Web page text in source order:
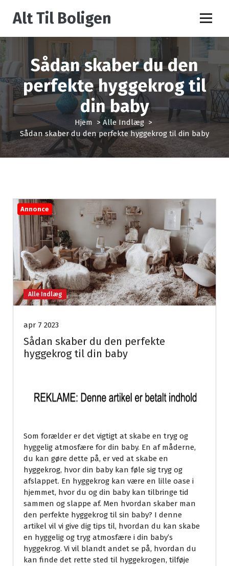
e
e
i
n
d
h
o
Alt Til Boligen
Sådan skaber du den
perfekte hyggekrog til
din baby
Hjem > Alle Indlæg >
Sådan skaber du den perfekte hyggekrog til din baby
Annonce
Alle Indlæg
apr 7 2023
Sådan skaber du den perfekte
hyggekrog til din baby
Som forælder er det vigtigt at skabe en tryg og
hyggelig atmosfære for din baby. En af måderne,
du kan gøre dette på, er ved at skabe en
hyggekrog, hvor din baby kan føle sig tryg og
afslappet. En hyggekrog kan være en lille oase i
hjemmet, hvor du og din baby kan tilbringe tid
sammen og slappe af. Men hvordan skaber man
den perfekte hyggekrog til sin baby? I denne
artikel vil vi give dig tips til, hvordan du kan skabe
en hyggelig og tryg atmosfære i din baby’s
hyggekrog. Vi vil blandt andet se på, hvordan du
kan finde det rette sted til hyggekrogen, tilføje